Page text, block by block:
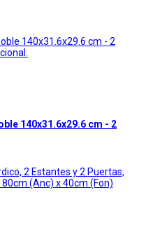
140x31.6x29.6 cm - 2